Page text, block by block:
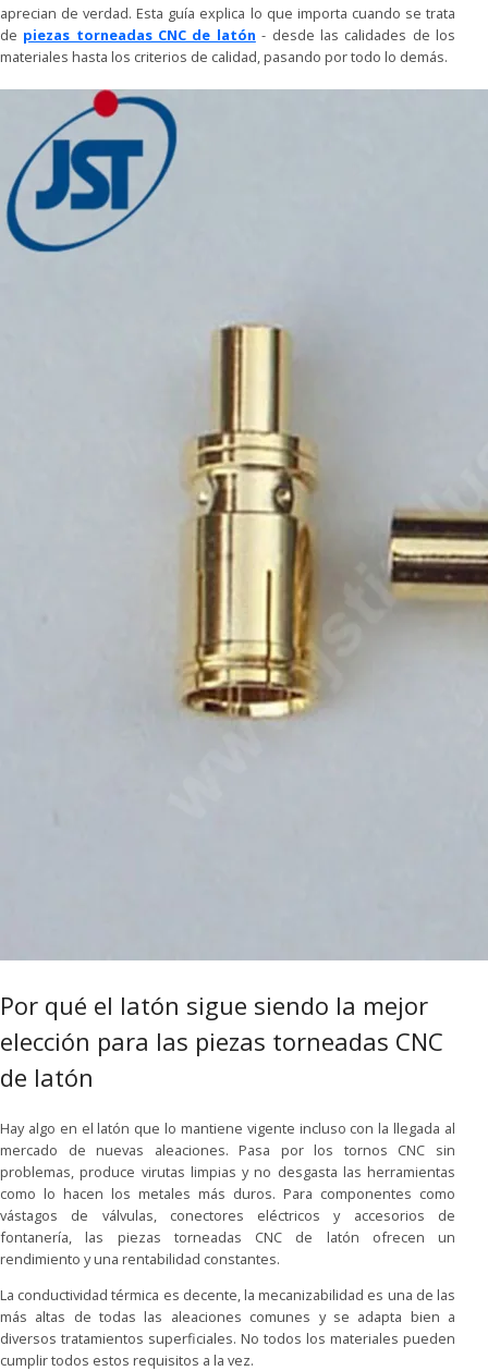
aprecian de verdad. Esta guía explica lo que importa cuando se trata
de piezas torneadas CNC de latón - desde las calidades de los
materiales hasta los criterios de calidad, pasando por todo lo demás.
Por qué el latón sigue siendo la mejor
elección para las piezas torneadas CNC
de latón
Hay algo en el latón que lo mantiene vigente incluso con la llegada al
mercado de nuevas aleaciones. Pasa por los tornos CNC sin
problemas, produce virutas limpias y no desgasta las herramientas
como lo hacen los metales más duros. Para componentes como
vástagos de válvulas, conectores eléctricos y accesorios de
fontanería, las piezas torneadas CNC de latón ofrecen un
rendimiento y una rentabilidad constantes.
La conductividad térmica es decente, la mecanizabilidad es una de las
más altas de todas las aleaciones comunes y se adapta bien a
diversos tratamientos superficiales. No todos los materiales pueden
cumplir todos estos requisitos a la vez.